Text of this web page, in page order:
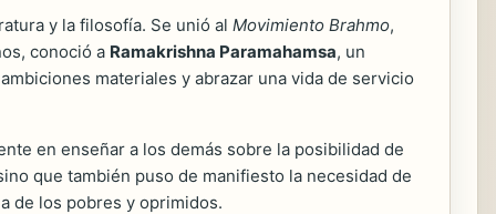
y la filosofía. Se unió al Movimiento Brahmo,
conoció a Ramakrishna Paramahamsa, un
materiales y abrazar una vida de servicio
en enseñar a los demás sobre la posibilidad de
que también puso de manifiesto la necesidad de
de los pobres y oprimidos.